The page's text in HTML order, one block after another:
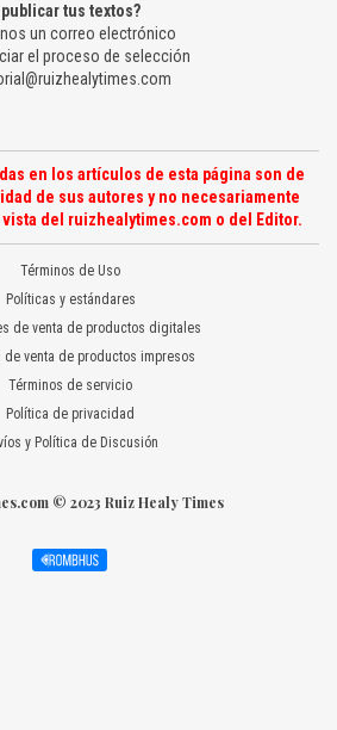
publicar tus textos?
un correo electrónico
el proceso de selección
en los artículos de esta página son de
de sus autores y no necesariamente
del ruizhealytimes.com o del Editor.
Términos de Uso
Políticas y estándares
de venta de productos digitales
de venta de productos impresos
Términos de servicio
Política de privacidad
y Política de Discusión
© 2023 Ruiz Healy Times